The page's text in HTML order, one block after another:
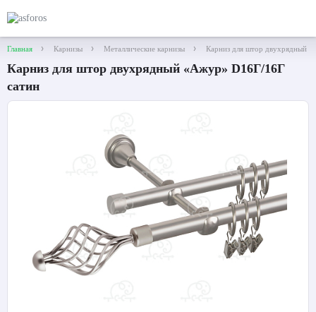
Главная Карнизы Металлические карнизы Карниз для штор двухрядный
Карниз для штор двухрядный «Ажур» D16Г/16Г
сатин